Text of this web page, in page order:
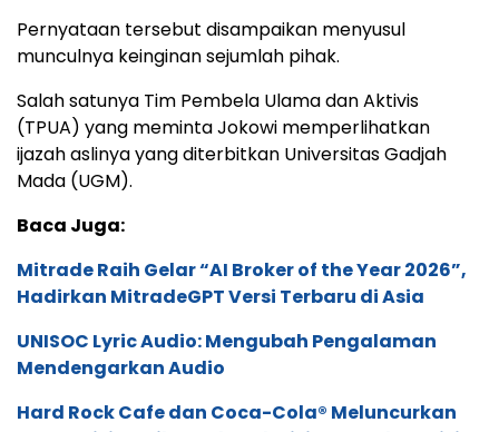
Pernyataan tersebut disampaikan menyusul
munculnya keinginan sejumlah pihak.
Salah satunya Tim Pembela Ulama dan Aktivis
(TPUA) yang meminta Jokowi memperlihatkan
ijazah aslinya yang diterbitkan Universitas Gadjah
Mada (UGM).
Baca Juga:
Mitrade Raih Gelar “AI Broker of the Year 2026”,
Hadirkan MitradeGPT Versi Terbaru di Asia
UNISOC Lyric Audio: Mengubah Pengalaman
Mendengarkan Audio
Hard Rock Cafe dan Coca-Cola® Meluncurkan